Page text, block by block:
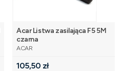
Acar Listwa zasilająca F5 5M
czarna
PRODUCENT
ACAR
Cena
105,50 zł